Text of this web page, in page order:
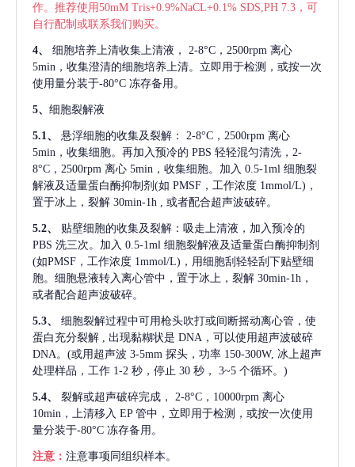
作。推荐使用50mM Tris+0.9%NaCL+0.1% SDS,PH 7.3，可
自行配制或联系我们购买。
4、 细胞培养上清收集上清液，
2-8°C，2500rpm 离心
5min，收集澄清的细胞培养上清。立即用于检测，或按一次
使用量分装于-80°C 冻存备用。
5、 细胞裂解液
5.1、 悬浮细胞的收集及裂解：
2-8°C，2500rpm 离心
5min，收集细胞。再加入预冷的 PBS 轻轻混匀清洗，2-
8°C，2500rpm 离心 5min，收集细胞。加入 0.5-1ml 细胞裂
解液及适量蛋白酶抑制剂(如 PMSF，工作浓度 1mmol/L)，
置于冰上，裂解 30min-1h , 或者配合超声波破碎。
5.2、
贴壁细胞的收集及裂解：吸走上清液，加入预冷的
PBS 洗三次。加入 0.5-1ml 细胞裂解液及适量蛋白酶抑制剂
(如PMSF，工作浓度 1mmol/L)，用细胞刮轻轻刮下贴壁细
胞。细胞悬液转入离心管中，置于冰上，裂解 30min-1h，
或者配合超声波破碎。
5.3、
细胞裂解过程中可用枪头吹打或间断摇动离心管，使
蛋白充分裂解
, 出现黏糊状是 DNA，可以使用超声波破碎
DNA。(或用超声波 3-5mm 探头，功率 150-300W, 冰上超声
处理样品，工作 1-2 秒，停止 30 秒， 3~5 个循环。)
5.4、 裂解或超声破碎完成，
2-8°C，10000rpm 离心
10min，上清移入 EP 管中，立即用于检测，或按一次使用
量分装于-80°C 冻存备用。
注意： 注意事项同组织样本。